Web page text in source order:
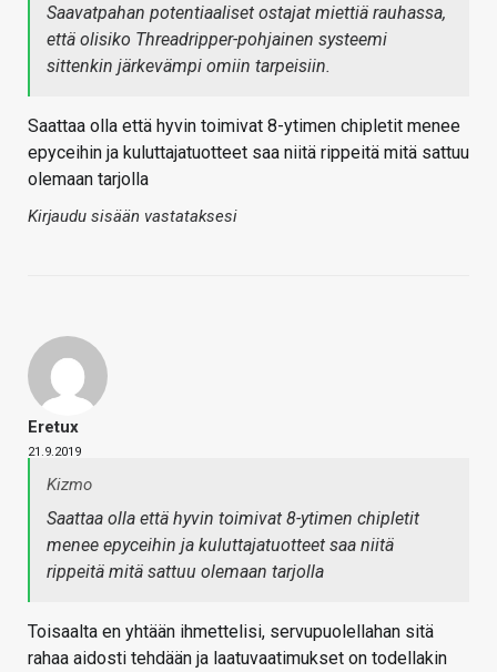
Saavatpahan potentiaaliset ostajat miettiä rauhassa,
että olisiko Threadripper-pohjainen systeemi
sittenkin järkevämpi omiin tarpeisiin.
Saattaa olla että hyvin toimivat 8-ytimen chipletit menee
epyceihin ja kuluttajatuotteet saa niitä rippeitä mitä sattuu
olemaan tarjolla
Kirjaudu sisään vastataksesi
Eretux
21.9.2019
Kizmo
Saattaa olla että hyvin toimivat 8-ytimen chipletit
menee epyceihin ja kuluttajatuotteet saa niitä
rippeitä mitä sattuu olemaan tarjolla
Toisaalta en yhtään ihmettelisi, servupuolellahan sitä
rahaa aidosti tehdään ja laatuvaatimukset on todellakin